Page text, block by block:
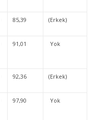
85,39 (Erkek)
91,01 Yok
92,36 (Erkek)
97,90 Yok